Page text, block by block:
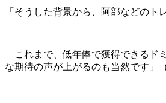
「そうした背景から、阿部などの
これまで、低年俸で獲得できるド
な期待の声が上がるのも当然です」